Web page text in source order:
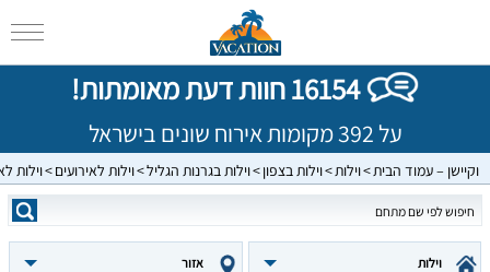
16154 חוות דעת מאומתות!
על 392 מקומות אירוח שונים בישראל
וקיישן – עמוד הבית וילות וילות בצפון וילות בגרנות הגליל וילות לאירועים וילות
וילות אזור